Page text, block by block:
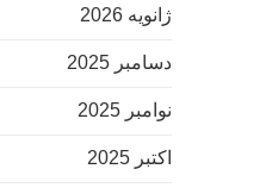
ژانویه 2026
دسامبر 2025
نوامبر 2025
اکتبر 2025